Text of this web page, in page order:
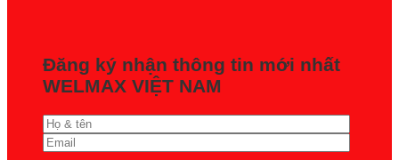
Đăng ký nhận thông tin mới nhất
WELMAX VIỆT NAM